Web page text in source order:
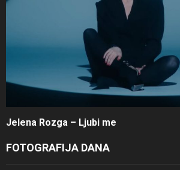
Jelena Rozga – Ljubi me
FOTOGRAFIJA DANA